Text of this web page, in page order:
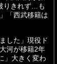
りきれず…も
「西武移籍は
した」現役ド
河が移籍2年
」大きく変わ